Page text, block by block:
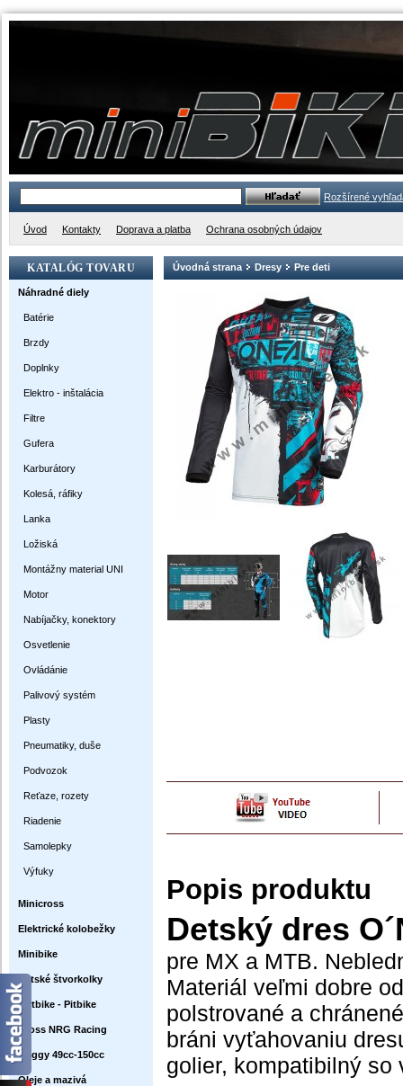
Rozšírené
Úvod Kontakty Doprava a platba Ochrana osobných údajov
KATALÓG TOVARU
Náhradné diely
Batérie
Brzdy
Doplnky
Elektro - inštalácia
Filtre
Gufera
Karburátory
Kolesá, ráfiky
Lanka
Ložiská
Montážny material UNI
Motor
Nabíjačky, konektory
Osvetlenie
Ovládánie
Palivový systém
Plasty
Pneumatiky, duše
Podvozok
Reťaze, rozety
Riadenie
Samolepky
Výfuky
Minicross
Elektrické kolobežky
Minibike
Detské štvorkolky
Dirtbike - Pitbike
Cross NRG Racing
Buggy 49cc-150cc
Oleje a mazivá
Úvodná strana Dresy Pre deti
Popis produktu
Detský dres
pre MX a MTB.
Materiál veľmi dobre
polstrované a
bráni vyťahovaniu
golier, kompatibilný